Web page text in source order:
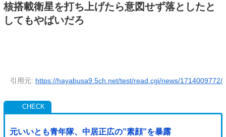
核搭載衛星を打ち上げたら意図せず落としたと
してもやばいだろ
引用元: https://hayabusa9.5ch.net/test/read.cgi/news/1714009772/
元いいとも青年隊、中居正広の”素顔”を暴露